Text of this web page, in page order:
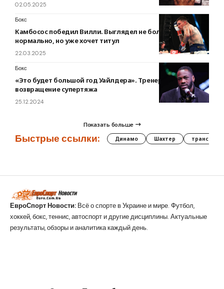
02.05.2025
Бокс
Камбосос победил Вилли. Выглядел не более чем
нормально, но уже хочет титул
22.03.2025
Бокс
«Это будет большой год Уайлдера». Тренер анонсировал
возвращение супертяжа
25.12.2024
Показать больше
Быстрые ссылки: Динамо Шахтер трансферы
ЕвроСпорт Новости: Всё о спорте в Украине и мире. Футбол,
хоккей, бокс, теннис, автоспорт и другие дисциплины. Актуальные
результаты, обзоры и аналитика каждый день.